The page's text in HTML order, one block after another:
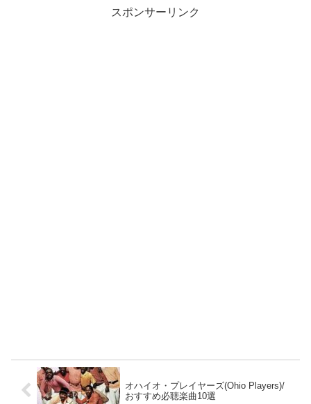
スポンサーリンク
オハイオ・プレイヤーズ(Ohio Players)/
おすすめ必聴楽曲10選